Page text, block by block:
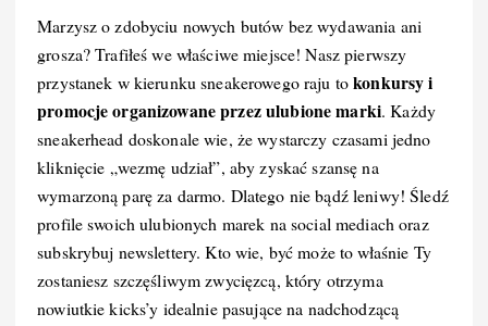
Marzysz o zdobyciu nowych butów bez wydawania ani
grosza? Trafiłeś we właściwe miejsce! Nasz pierwszy
przystanek w kierunku sneakerowego raju tokonkursy i
promocje organizowane przez ulubione marki. Każdy
sneakerhead doskonale wie, że wystarczy czasami jedno
kliknięcie „wezmę udział”, aby zyskać szansę na
wymarzoną parę za darmo. Dlatego nie bądź leniwy! Śledź
profile swoich ulubionych marek na social mediach oraz
subskrybuj newslettery. Kto wie, być może to właśnie Ty
zostaniesz szczęśliwym zwycięzcą, który otrzyma
nowiutkie kicks’y idealnie pasujące na nadchodzącą